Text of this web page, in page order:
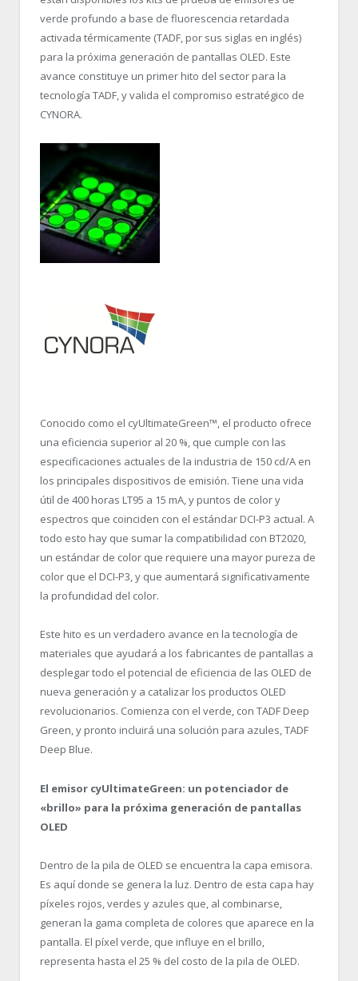
verde profundo a base de fluorescencia retardada
activada térmicamente (TADF, por sus siglas en inglés)
para la próxima generación de pantallas OLED. Este
avance constituye un primer hito del sector para la
tecnología TADF, y valida el compromiso estratégico de
CYNORA.
Conocido como el cyUltimateGreen™, el producto ofrece
una eficiencia superior al 20 %, que cumple con las
especificaciones actuales de la industria de 150 cd/A en
los principales dispositivos de emisión. Tiene una vida
útil de 400 horas LT95 a 15 mA, y puntos de color y
espectros que coinciden con el estándar DCI-P3 actual. A
todo esto hay que sumar la compatibilidad con BT2020,
un estándar de color que requiere una mayor pureza de
color que el DCI-P3, y que aumentará significativamente
la profundidad del color.
Este hito es un verdadero avance en la tecnología de
materiales que ayudará a los fabricantes de pantallas a
desplegar todo el potencial de eficiencia de las OLED de
nueva generación y a catalizar los productos OLED
revolucionarios. Comienza con el verde, con TADF Deep
Green, y pronto incluirá una solución para azules, TADF
Deep Blue.
El emisor cyUltimateGreen: un potenciador de
«brillo» para la próxima generación de pantallas
OLED
Dentro de la pila de OLED se encuentra la capa emisora.
Es aquí donde se genera la luz. Dentro de esta capa hay
píxeles rojos, verdes y azules que, al combinarse,
generan la gama completa de colores que aparece en la
pantalla. El píxel verde, que influye en el brillo,
representa hasta el 25 % del costo de la pila de OLED.